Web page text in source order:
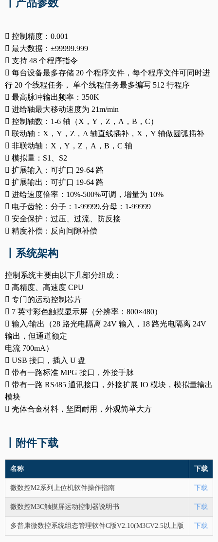
丨产品参数
 控制精度： 0.001
 最大数据： ±99999.999
 支持 48 个程序指令
 每台设备最多存储 20 个程序文件，每个程序文件可同时进
行 20 个线程任务， 单个线程任务最多编写 512 行程序
 最高脉冲输出频率： 350K
 进给轴最大移动速度为 21m/min
 控制轴数： 1-6 轴（X ， Y ， Z ， A ， B ， C）
 联动轴： X ， Y ， Z ， A 轴直线插补， X ， Y 轴做圆弧插补
 非联动轴： X ， Y ， Z ， A ， B ， C 轴
 模拟量： S1
S2
 扩展输入：可扩口 29-64 路
 扩展输出：可扩口 19-64 路
 进给速度倍率： 10%-500%可调，增量为 10%
 电子齿轮：分子： 1-99999,分母： 1-99999
 安全保护：过压、过流、防反接
 精度补偿：反向间隙补偿
丨系统架构
控制系统主要由以下几部分组成：
 高精度、高速度 CPU
 专门的运动控制芯片
 7 英寸彩色触摸显示屏（分辨率： 800×480）
 输入/输出（28 路光电隔离 24V 输入， 18 路光电隔离 24V
输出，但通道额定
电流 700mA ）
 USB 接口，插入 U 盘
 带有一路标准 MPG 接口，外接手脉
 带有一路 RS485 通讯接口，外接扩展 IO 模块，模拟量输出
模块
 壳体合金材料，坚固耐用，外观简单大方
丨附件下载
名称 下载
微数控M2系列上位机软件操作指南 下载
微数控M3C触摸屏运动控制器说明书 下载
多普康微数控系统组态管理软件C版V2.10(M3CV2.5以上版 下载